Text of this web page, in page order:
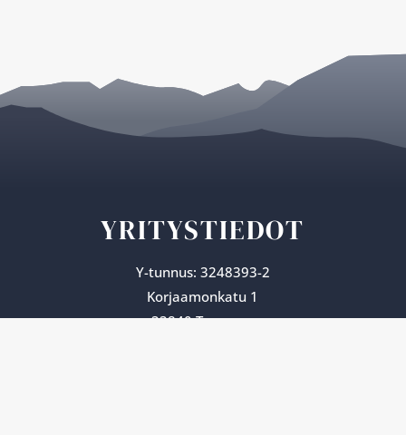
YRITYSTIEDOT
Y-tunnus: 3248393-2
Korjaamonkatu 1
33840 Tampere